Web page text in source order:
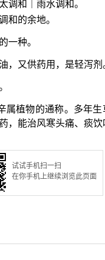
调和｜雨水调和。
和的余地。
一种。
，又供药用，是轻泻剂
属植物的通称。多年
，能治风寒头痛、痰饮
试试手机扫一扫
在你手机上继续浏览此页面